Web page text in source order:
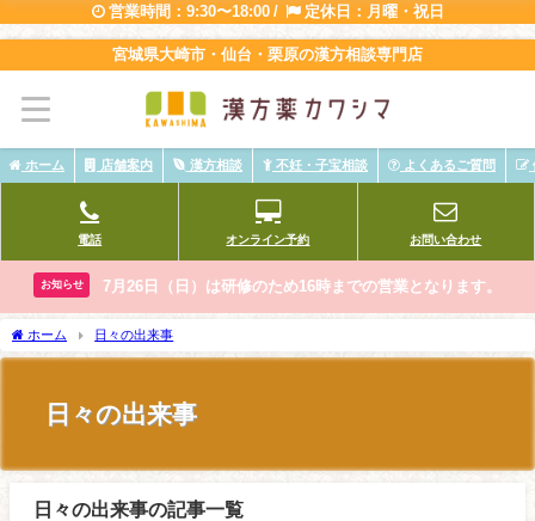
営業時間：9:30〜18:00 / 定休日：月曜・祝日
宮城県大崎市・仙台・栗原の漢方相談専門店
ホーム 店舗案内 漢方相談 不妊・子宝相談 よくあるご質問
電話 オンライン予約 お問い合わせ
お知らせ 7月26日（日）は研修のため16時までの営業となります。
ホーム 日々の出来事
日々の出来事
日々の出来事の記事一覧